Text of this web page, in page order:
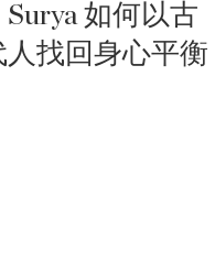
如何以古
找回身心平衡